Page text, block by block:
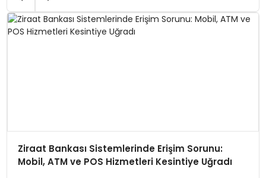
Ziraat Bankası Sistemlerinde Erişim Sorunu:
Mobil, ATM ve POS Hizmetleri Kesintiye Uğradı